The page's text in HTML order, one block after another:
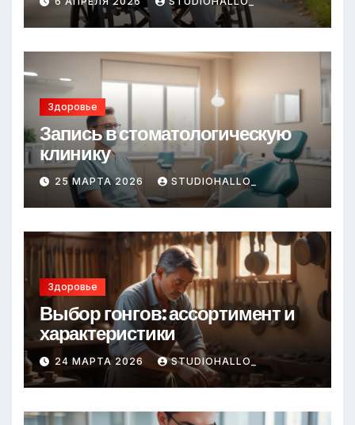
Здоровье
Запись в стоматологическую
клинику
25 МАРТА 2026 STUDIOHALLO_
Здоровье
Выбор гонгов: ассортимент и
характеристики
24 МАРТА 2026 STUDIOHALLO_